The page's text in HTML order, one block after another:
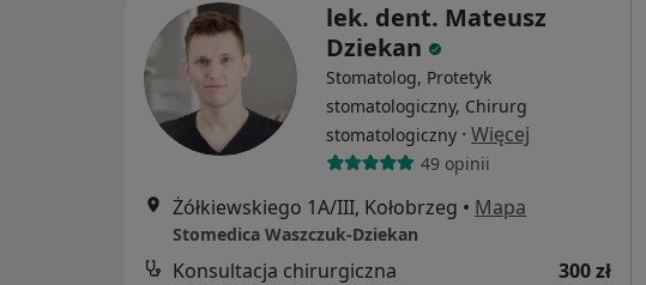
lek. dent. Mateusz
Dziekan
Stomatolog, Protetyk
stomatologiczny, Chirurg
stomatologiczny · Więcej
49 opinii
Żółkiewskiego 1A/III, Kołobrzeg • Mapa
Stomedica Waszczuk-Dziekan
Konsultacja chirurgiczna 300 zł